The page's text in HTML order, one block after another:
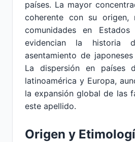
países. La mayor
coherente con su origen,
comunidades en
evidencian la historia
asentamiento de
La dispersión en países
latinoamérica y Europa,
la expansión global de las
este apellido.
Origen y